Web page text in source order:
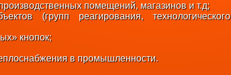
помещений, магазинов и т.д;
(групп реагирования, технологического
кнопок;
в промышленности.